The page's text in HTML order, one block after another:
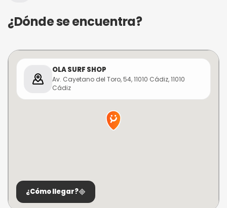
¿Dónde se encuentra?
OLA SURF SHOP
Av. Cayetano del Toro, 54, 11010 Cádiz, 11010
Cádiz
¿Cómo llegar?